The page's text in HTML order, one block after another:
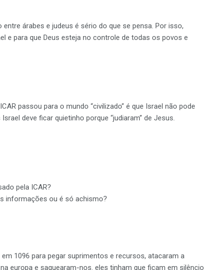
árabes e judeus é sério do que se pensa. Por isso,
e para que Deus esteja no controle de todas os povos e
passou para o mundo “civilizado” é que Israel não pode
deve ficar quietinho porque “judiaram” de Jesus.
pela ICAR?
informações ou é só achismo?
1096 para pegar suprimentos e recursos, atacaram a
europa e saquearam-nos. eles tinham que ficam em silêncio